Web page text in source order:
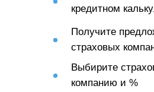
кредитном
Получите
страховых
Выбирите
компанию и %